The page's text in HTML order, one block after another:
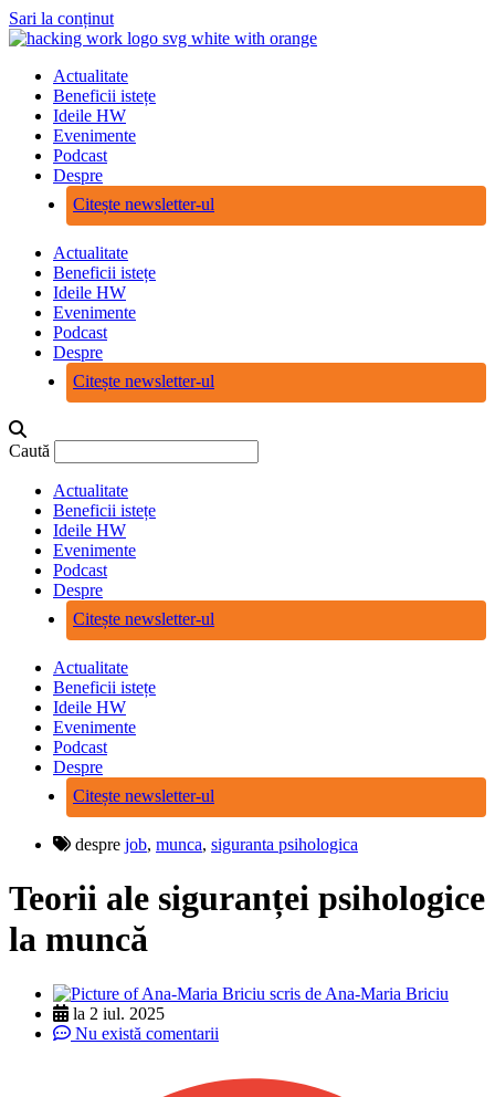
Sari la conținut
Actualitate
Beneficii istețe
Ideile HW
Evenimente
Podcast
Despre
Citește newsletter-ul
Actualitate
Beneficii istețe
Ideile HW
Evenimente
Podcast
Despre
Citește newsletter-ul
Caută
Actualitate
Beneficii istețe
Ideile HW
Evenimente
Podcast
Despre
Citește newsletter-ul
Actualitate
Beneficii istețe
Ideile HW
Evenimente
Podcast
Despre
Citește newsletter-ul
despre job, munca, siguranta psihologica
Teorii ale siguranței psihologice
la muncă
scris de Ana-Maria Briciu
la 2 iul. 2025
Nu există comentarii